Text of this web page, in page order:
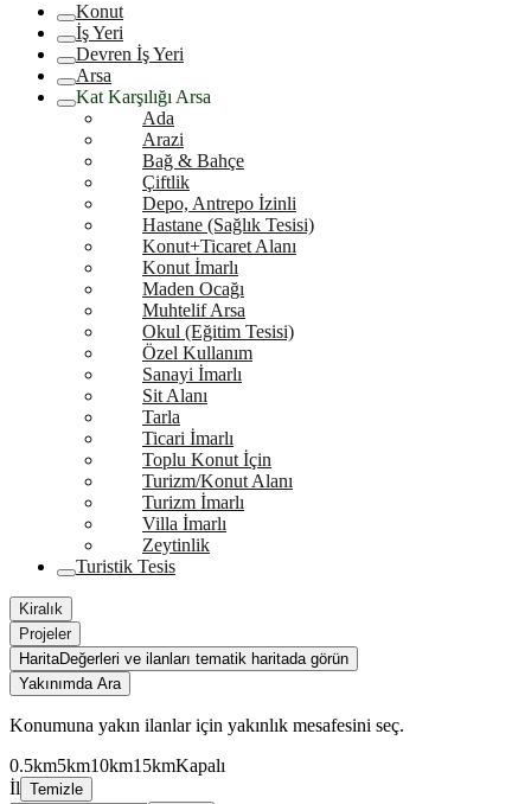
Konut
İş Yeri
Devren İş Yeri
Arsa
Kat Karşılığı Arsa
Ada
Arazi
Bağ & Bahçe
Çiftlik
Depo, Antrepo İzinli
Hastane (Sağlık Tesisi)
Konut+Ticaret Alanı
Konut İmarlı
Maden Ocağı
Muhtelif Arsa
Okul (Eğitim Tesisi)
Özel Kullanım
Sanayi İmarlı
Sit Alanı
Tarla
Ticari İmarlı
Toplu Konut İçin
Turizm/Konut Alanı
Turizm İmarlı
Villa İmarlı
Zeytinlik
Turistik Tesis
Kiralık
Projeler
HaritaDeğerleri ve ilanları tematik haritada görün
Yakınımda Ara
Konumuna yakın ilanlar için yakınlık mesafesini seç.
0.5km5km10km15kmKapalı
İl Temizle